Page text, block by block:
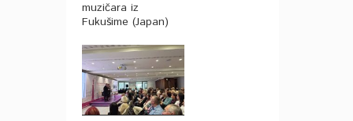
muzičara iz
Fukušime (Japan)